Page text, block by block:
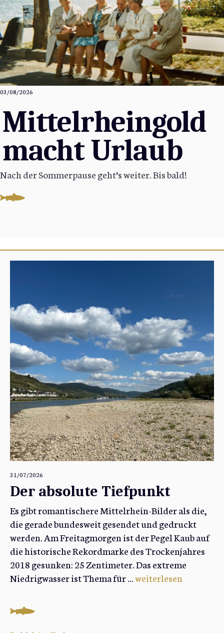
03/08/2026
Mittelrheingold
macht Urlaub
Nach der Sommerpause geht’s weiter. Bis bald!
31/07/2026
Der absolute Tiefpunkt
Es gibt romantischere Mittelrhein-Bilder als die,
die gerade bundesweit gesendet und gedruckt
werden. Am Freitagmorgen ist der Pegel Kaub auf
die historische Rekordmarke des Trockenjahres
2018 gesunken: 25 Zentimeter. Das extreme
Niedrigwasser ist Thema für ...weiterlesen